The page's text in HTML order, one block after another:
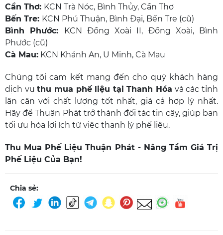
Cần Thơ: KCN Trà Nóc, Bình Thủy, Cần Thơ
Bến Tre: KCN Phú Thuận, Bình Đại, Bến Tre (cũ)
Bình Phước: KCN Đồng Xoài II, Đồng Xoài, Bình
Phước (cũ)
Cà Mau: KCN Khánh An, U Minh, Cà Mau
Chúng tôi cam kết mang đến cho quý khách hàng
dịch vụthu mua phế liệu tại Thanh Hóa và các tỉnh
lân cận với chất lượng tốt nhất, giá cả hợp lý nhất.
Hãy để Thuận Phát trở thành đối tác tin cậy, giúp bạn
tối ưu hóa lợi ích từ việc thanh lý phế liệu.
Thu Mua Phế Liệu Thuận Phát- Nâng Tầm Giá Trị
Phế Liệu Của Bạn!
Chia sẻ: